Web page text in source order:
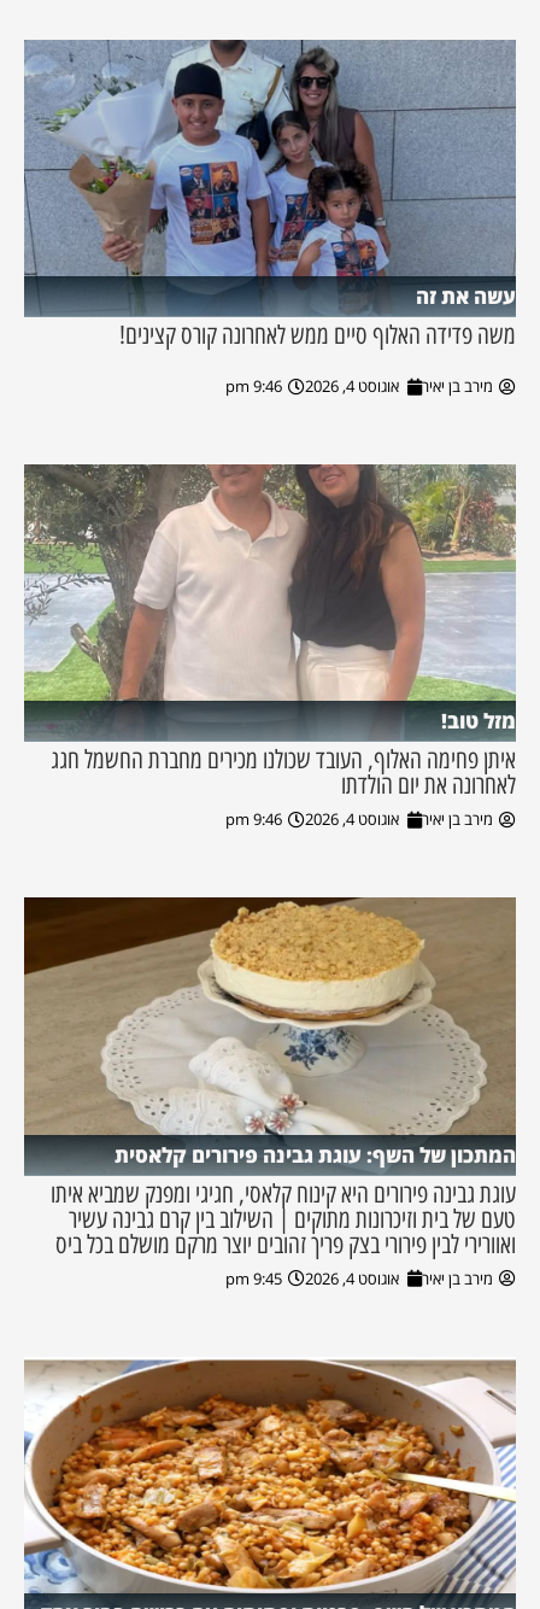
עשה את זה
משה פדידה האלוף סיים ממש לאחרונה קורס קצינים!
מירב בן יאיר אוגוסט 4, 2026 9:46 pm
מזל טוב!
איתן פחימה האלוף, העובד שכולנו מכירים מחברת החשמל חגג
לאחרונה את יום הולדתו
מירב בן יאיר אוגוסט 4, 2026 9:46 pm
המתכון של השף: עוגת גבינה פירורים קלאסית
עוגת גבינה פירורים היא קינוח קלאסי, חגיגי ומפנק שמביא איתו
טעם של בית וזיכרונות מתוקים | השילוב בין קרם גבינה עשיר
ואוורירי לבין פירורי בצק פריך זהובים יוצר מרקם מושלם בכל ביס
מירב בן יאיר אוגוסט 4, 2026 9:45 pm